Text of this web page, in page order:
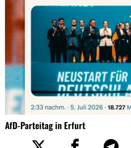
AfD-Parteitag in Erfurt